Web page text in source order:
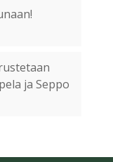
ja Seppo